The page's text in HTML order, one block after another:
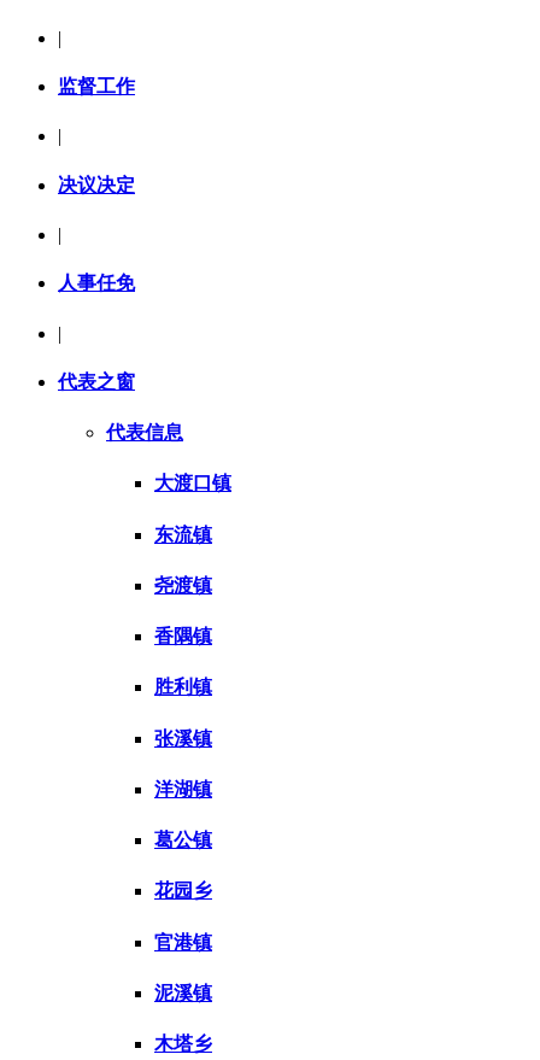
|
监督工作
决议决定
|
人事任免
|
代表之窗
代表信息
大渡口镇
东流镇
尧渡镇
香隅镇
胜利镇
张溪镇
洋湖镇
葛公镇
花园乡
官港镇
泥溪镇
木塔乡